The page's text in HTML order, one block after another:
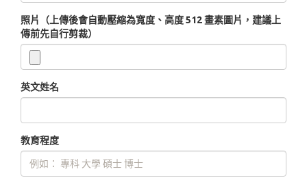
照片（上傳後會自動壓縮為寬度、高度 512 畫素圖片，建議上
傳前先自行剪裁）
英文姓名
教育程度